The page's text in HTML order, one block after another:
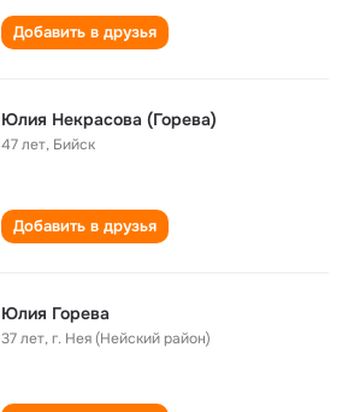
Добавить в друзья
Юлия Некрасова (Горева)
47 лет, Бийск
Добавить в друзья
Юлия Горева
37 лет,г. Нея (Нейский район)